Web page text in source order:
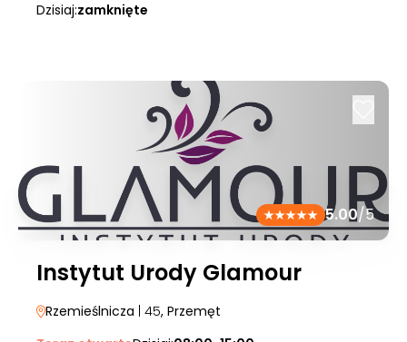
Dzisiaj:zamknięte
5.00/5
Instytut Urody Glamour
Rzemieślnicza | 45, Przemęt